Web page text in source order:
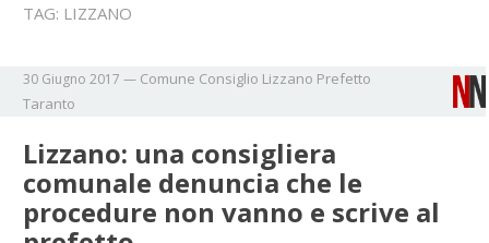
TAG: LIZZANO
30 Giugno 2017 — Comune Consiglio Lizzano Prefetto
Taranto
Lizzano: una consigliera
comunale denuncia che le
procedure non vanno e scrive al